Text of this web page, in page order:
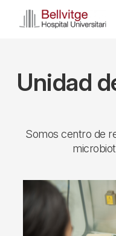
Unidad
Somos centro de
Imagen